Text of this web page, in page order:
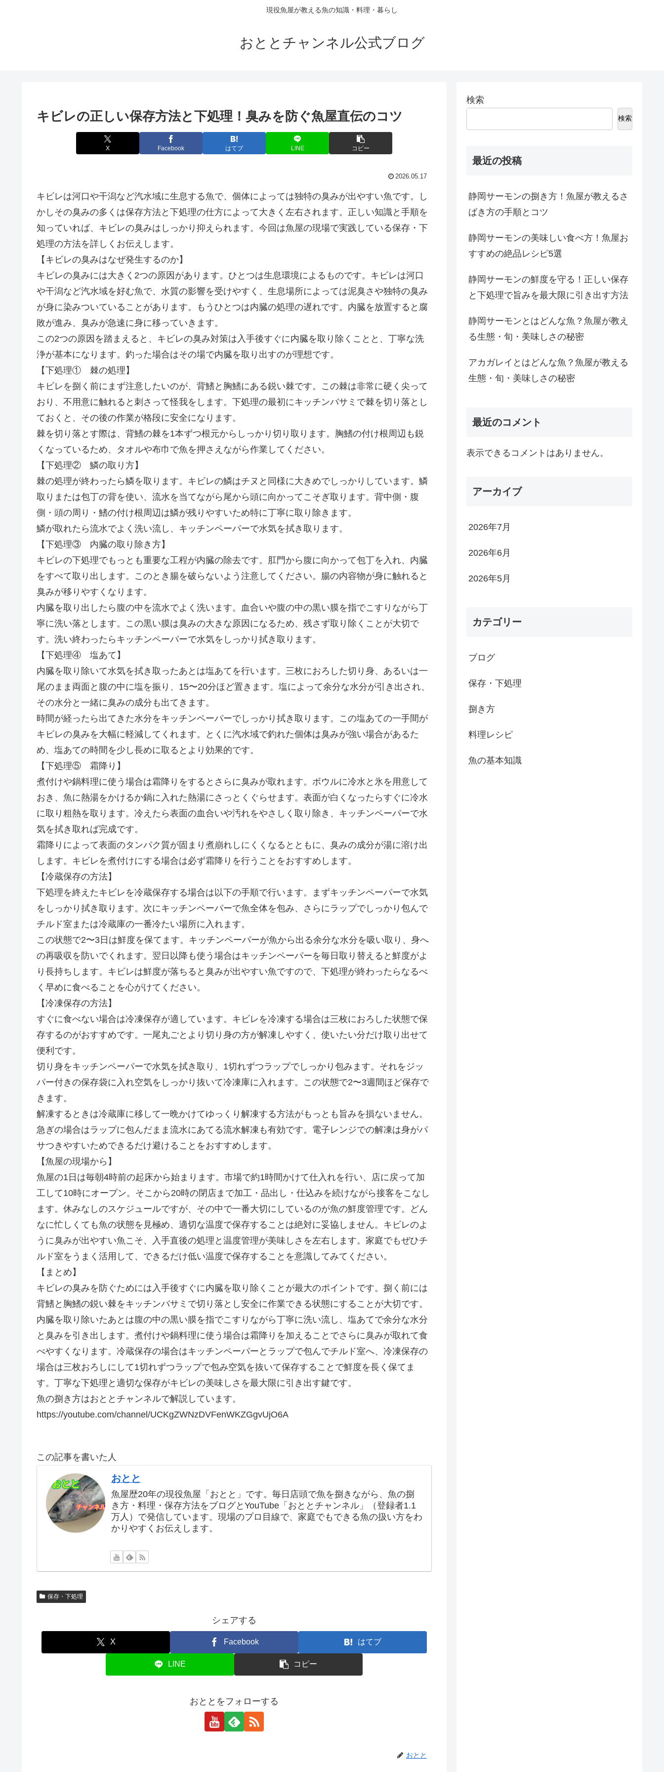
現役魚屋が教える魚の知識・料理・暮らし
おととチャンネル公式ブログ
キビレの正しい保存方法と下処理！臭みを防ぐ魚屋直伝のコツ
X Facebook はてブ LINE コピー
2026.05.17
キビレは河口や干潟など汽水域に生息する魚で、個体によっては独特の臭みが出やすい魚です。し
かしその臭みの多くは保存方法と下処理の仕方によって大きく左右されます。正しい知識と手順を
知っていれば、キビレの臭みはしっかり抑えられます。今回は魚屋の現場で実践している保存・下
処理の方法を詳しくお伝えします。
【キビレの臭みはなぜ発生するのか】
キビレの臭みには大きく2つの原因があります。ひとつは生息環境によるものです。キビレは河口
や干潟など汽水域を好む魚で、水質の影響を受けやすく、生息場所によっては泥臭さや独特の臭み
が身に染みついていることがあります。もうひとつは内臓の処理の遅れです。内臓を放置すると腐
敗が進み、臭みが急速に身に移っていきます。
この2つの原因を踏まえると、キビレの臭み対策は入手後すぐに内臓を取り除くことと、丁寧な洗
浄が基本になります。釣った場合はその場で内臓を取り出すのが理想です。
【下処理① 棘の処理】
キビレを捌く前にまず注意したいのが、背鰭と胸鰭にある鋭い棘です。この棘は非常に硬く尖って
おり、不用意に触れると刺さって怪我をします。下処理の最初にキッチンバサミで棘を切り落とし
ておくと、その後の作業が格段に安全になります。
棘を切り落とす際は、背鰭の棘を1本ずつ根元からしっかり切り取ります。胸鰭の付け根周辺も鋭
くなっているため、タオルや布巾で魚を押さえながら作業してください。
【下処理② 鱗の取り方】
棘の処理が終わったら鱗を取ります。キビレの鱗はチヌと同様に大きめでしっかりしています。鱗
取りまたは包丁の背を使い、流水を当てながら尾から頭に向かってこそぎ取ります。背中側・腹
側・頭の周り・鰭の付け根周辺は鱗が残りやすいため特に丁寧に取り除きます。
鱗が取れたら流水でよく洗い流し、キッチンペーパーで水気を拭き取ります。
【下処理③ 内臓の取り除き方】
キビレの下処理でもっとも重要な工程が内臓の除去です。肛門から腹に向かって包丁を入れ、内臓
をすべて取り出します。このとき腸を破らないよう注意してください。腸の内容物が身に触れると
臭みが移りやすくなります。
内臓を取り出したら腹の中を流水でよく洗います。血合いや腹の中の黒い膜を指でこすりながら丁
寧に洗い落とします。この黒い膜は臭みの大きな原因になるため、残さず取り除くことが大切で
す。洗い終わったらキッチンペーパーで水気をしっかり拭き取ります。
【下処理④ 塩あて】
内臓を取り除いて水気を拭き取ったあとは塩あてを行います。三枚におろした切り身、あるいは一
尾のまま両面と腹の中に塩を振り、15〜20分ほど置きます。塩によって余分な水分が引き出され、
その水分と一緒に臭みの成分も出てきます。
時間が経ったら出てきた水分をキッチンペーパーでしっかり拭き取ります。この塩あての一手間が
キビレの臭みを大幅に軽減してくれます。とくに汽水域で釣れた個体は臭みが強い場合があるた
め、塩あての時間を少し長めに取るとより効果的です。
【下処理⑤ 霜降り】
煮付けや鍋料理に使う場合は霜降りをするとさらに臭みが取れます。ボウルに冷水と氷を用意して
おき、魚に熱湯をかけるか鍋に入れた熱湯にさっとくぐらせます。表面が白くなったらすぐに冷水
に取り粗熱を取ります。冷えたら表面の血合いや汚れをやさしく取り除き、キッチンペーパーで水
気を拭き取れば完成です。
霜降りによって表面のタンパク質が固まり煮崩れしにくくなるとともに、臭みの成分が湯に溶け出
します。キビレを煮付けにする場合は必ず霜降りを行うことをおすすめします。
【冷蔵保存の方法】
下処理を終えたキビレを冷蔵保存する場合は以下の手順で行います。まずキッチンペーパーで水気
をしっかり拭き取ります。次にキッチンペーパーで魚全体を包み、さらにラップでしっかり包んで
チルド室または冷蔵庫の一番冷たい場所に入れます。
この状態で2〜3日は鮮度を保てます。キッチンペーパーが魚から出る余分な水分を吸い取り、身へ
の再吸収を防いでくれます。翌日以降も使う場合はキッチンペーパーを毎日取り替えると鮮度がよ
り長持ちします。キビレは鮮度が落ちると臭みが出やすい魚ですので、下処理が終わったらなるべ
く早めに食べることを心がけてください。
【冷凍保存の方法】
すぐに食べない場合は冷凍保存が適しています。キビレを冷凍する場合は三枚におろした状態で保
存するのがおすすめです。一尾丸ごとより切り身の方が解凍しやすく、使いたい分だけ取り出せて
便利です。
切り身をキッチンペーパーで水気を拭き取り、1切れずつラップでしっかり包みます。それをジッ
パー付きの保存袋に入れ空気をしっかり抜いて冷凍庫に入れます。この状態で2〜3週間ほど保存で
きます。
解凍するときは冷蔵庫に移して一晩かけてゆっくり解凍する方法がもっとも旨みを損ないません。
急ぎの場合はラップに包んだまま流水にあてる流水解凍も有効です。電子レンジでの解凍は身がパ
サつきやすいためできるだけ避けることをおすすめします。
【魚屋の現場から】
魚屋の1日は毎朝4時前の起床から始まります。市場で約1時間かけて仕入れを行い、店に戻って加
工して10時にオープン。そこから20時の閉店まで加工・品出し・仕込みを続けながら接客をこなし
ます。休みなしのスケジュールですが、その中で一番大切にしているのが魚の鮮度管理です。どん
なに忙しくても魚の状態を見極め、適切な温度で保存することは絶対に妥協しません。キビレのよ
うに臭みが出やすい魚こそ、入手直後の処理と温度管理が美味しさを左右します。家庭でもぜひチ
ルド室をうまく活用して、できるだけ低い温度で保存することを意識してみてください。
【まとめ】
キビレの臭みを防ぐためには入手後すぐに内臓を取り除くことが最大のポイントです。捌く前には
背鰭と胸鰭の鋭い棘をキッチンバサミで切り落とし安全に作業できる状態にすることが大切です。
内臓を取り除いたあとは腹の中の黒い膜を指でこすりながら丁寧に洗い流し、塩あてで余分な水分
と臭みを引き出します。煮付けや鍋料理に使う場合は霜降りを加えることでさらに臭みが取れて食
べやすくなります。冷蔵保存の場合はキッチンペーパーとラップで包んでチルド室へ、冷凍保存の
場合は三枚おろしにして1切れずつラップで包み空気を抜いて保存することで鮮度を長く保てま
す。丁寧な下処理と適切な保存がキビレの美味しさを最大限に引き出す鍵です。
魚の捌き方はおととチャンネルで解説しています。
https://youtube.com/channel/UCKgZWNzDVFenWKZGgvUjO6A
この記事を書いた人
おとと
魚屋歴20年の現役魚屋「おとと」です。毎日店頭で魚を捌きながら、魚の捌
き方・料理・保存方法をブログとYouTube「おととチャンネル」（登録者1.1
万人）で発信しています。現場のプロ目線で、家庭でもできる魚の扱い方をわ
かりやすくお伝えします。
保存・下処理
シェアする
X Facebook はてブ
LINE コピー
おととをフォローする
おとと
検索
検索
最近の投稿
静岡サーモンの捌き方！魚屋が教えるさ
ばき方の手順とコツ
静岡サーモンの美味しい食べ方！魚屋お
すすめの絶品レシピ5選
静岡サーモンの鮮度を守る！正しい保存
と下処理で旨みを最大限に引き出す方法
静岡サーモンとはどんな魚？魚屋が教え
る生態・旬・美味しさの秘密
アカガレイとはどんな魚？魚屋が教える
生態・旬・美味しさの秘密
最近のコメント
表示できるコメントはありません。
アーカイブ
2026年7月
2026年6月
2026年5月
カテゴリー
ブログ
保存・下処理
捌き方
料理レシピ
魚の基本知識